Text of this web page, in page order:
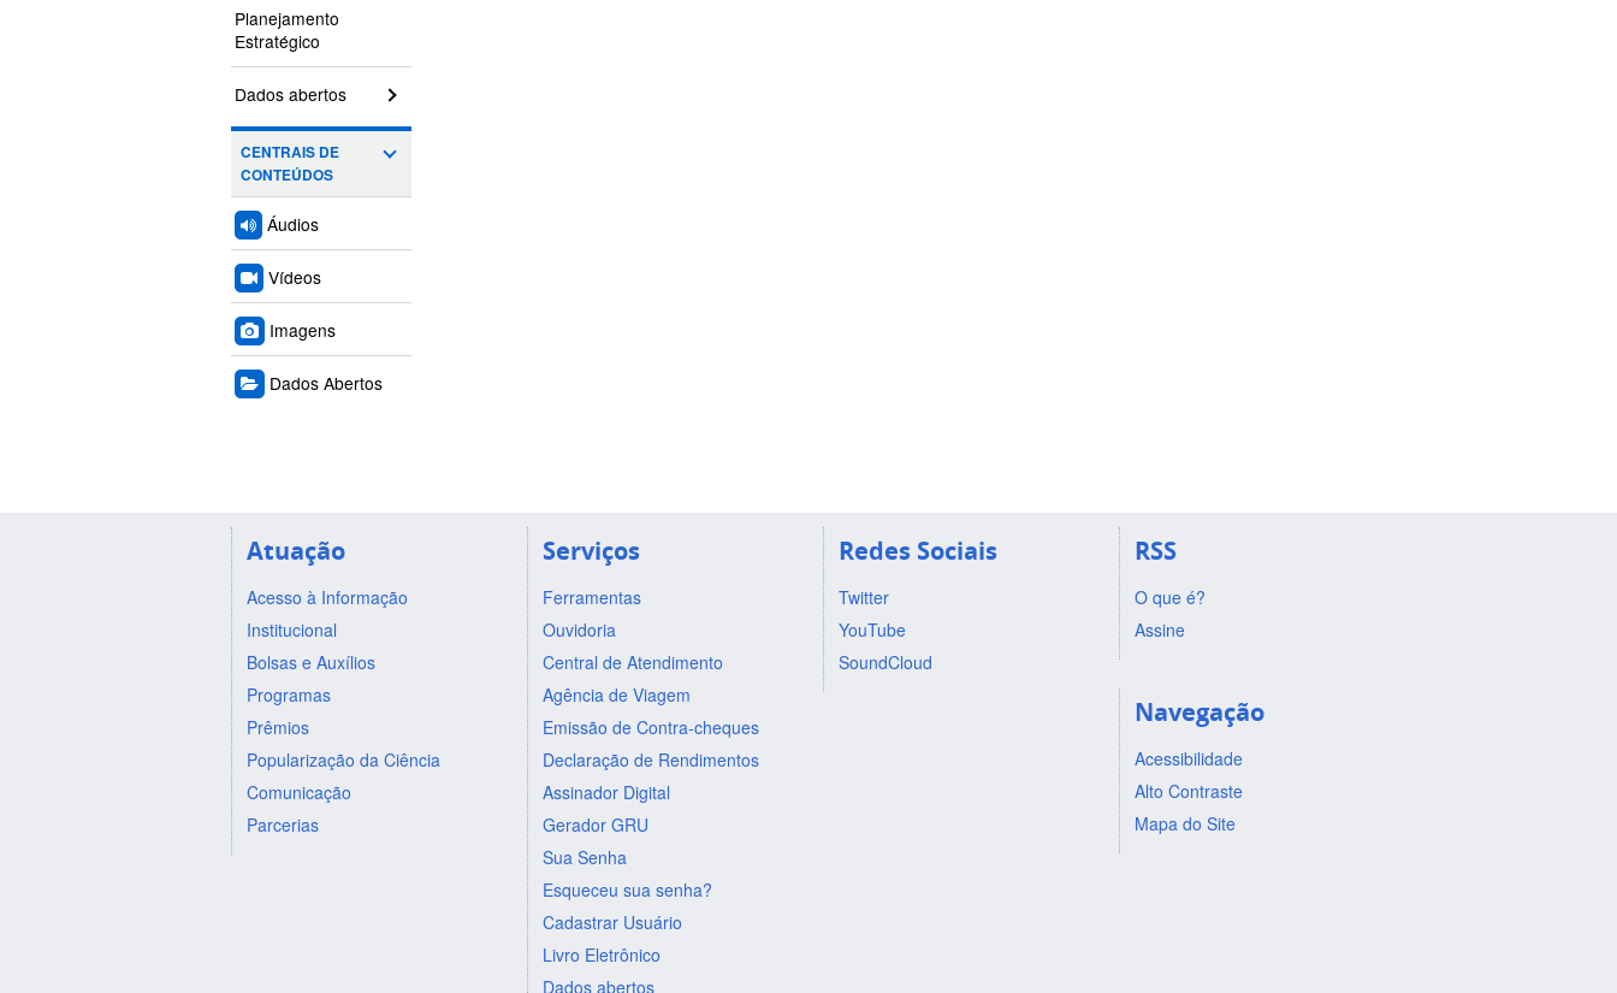
Planejamento
Estratégico
Dados abertos
CENTRAIS DE
CONTEÚDOS
Áudios
Vídeos
Imagens
Dados Abertos
Atuação
Acesso à Informação
Institucional
Bolsas e Auxílios
Programas
Prêmios
Popularização da Ciência
Comunicação
Parcerias
Serviços
Ferramentas
Ouvidoria
Central de Atendimento
Agência de Viagem
Emissão de Contra-cheques
Declaração de Rendimentos
Assinador Digital
Gerador GRU
Sua Senha
Esqueceu sua senha?
Cadastrar Usuário
Livro Eletrônico
Dados abertos
Redes Sociais
Twitter
YouTube
SoundCloud
RSS
O que é?
Assine
Navegação
Acessibilidade
Alto Contraste
Mapa do Site